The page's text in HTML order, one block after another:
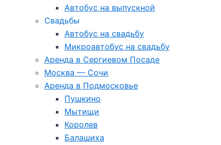
Автобус на выпускной
Свадьбы
Автобус на свадьбу
Микроавтобус на свадьбу
Аренда в Сергиевом Посаде
Москва — Сочи
Аренда в Подмосковье
Пушкино
Мытищи
Королев
Балашиха